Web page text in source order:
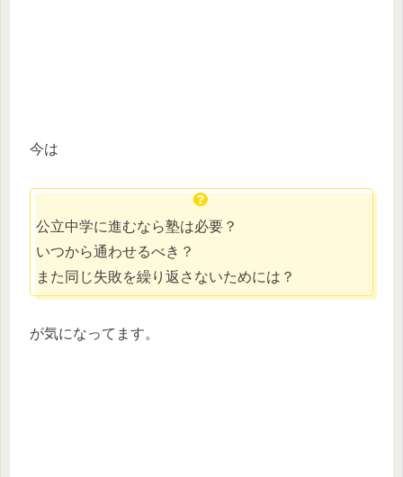
今は
公立中学に進むなら塾は必要？
いつから通わせるべき？
また同じ失敗を繰り返さないためには？
が気になってます。